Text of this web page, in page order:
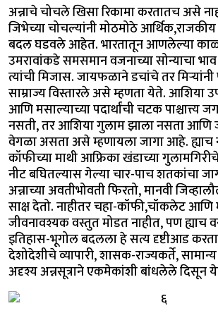
अन्नाचे चोचले खिसा रिकामा करतातच असे
जिभेच्या चोचल्यांनी मोठमोठे
बदल घडवले आहेत. भारतातून आणलेल्या
उमरावांकडे समसमान वजनाच्या सोन्याचा
त्यांची मिजास. जायफळाने डचांचे तर मिऱ्यांनी
साम्राज्य विस्तारले असे म्हणता येते. आशिया
आणि मसाल्याच्या पदार्थांची चटक पाश्चात्त्य
नसती, तर आशिया गुलाम झाला नसता आणि
वेगळा असता असे म्हणायला जागा आहे. ह्याच
कॉफीच्या माथी आफ्रिका खंडाच्या
नीट बघितल्यास गेल्या चार-पाच शतकांचा
अन्नाच्या अवतीभोवती फिरतो, मानवी
साक्ष देतो. नाहीतर चहा-कॉफी,चॉकलेट
जीवनावश्यक वस्तुत मोडत नाहीत, पण ह्याच
इतिहास-भूगोल बदलला हे सत्य दृष्टीआड
देशोदेशीचे व्यापारी, शासक-राज्यकर्ते,
अदृश्य अन्नसूत्राने एकमेकांशी बांधलेले दिसून